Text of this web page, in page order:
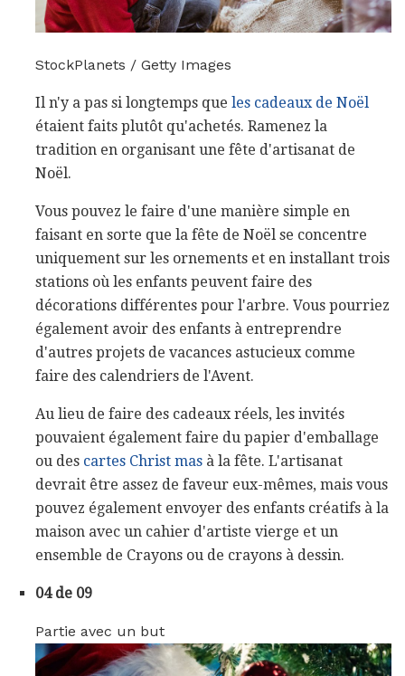
StockPlanets / Getty Images
Il n'y a pas si longtemps que les cadeaux de Noël
étaient faits plutôt qu'achetés. Ramenez la
tradition en organisant une fête d'artisanat de
Noël.
Vous pouvez le faire d'une manière simple en
faisant en sorte que la fête de Noël se concentre
uniquement sur les ornements et en installant trois
stations où les enfants peuvent faire des
décorations différentes pour l'arbre. Vous pourriez
également avoir des enfants à entreprendre
d'autres projets de vacances astucieux comme
faire des calendriers de l'Avent.
Au lieu de faire des cadeaux réels, les invités
pouvaient également faire du papier d'emballage
ou des cartes Christ mas à la fête. L'artisanat
devrait être assez de faveur eux-mêmes, mais vous
pouvez également envoyer des enfants créatifs à la
maison avec un cahier d'artiste vierge et un
ensemble de Crayons ou de crayons à dessin.
04 de 09
Partie avec un but